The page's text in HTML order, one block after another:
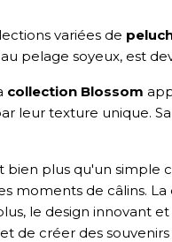
variées de
pelage soyeux, est
collection Blossom
leur texture unique.
bien plus qu'un simple
moments de câlins.
le design innovant
de créer des